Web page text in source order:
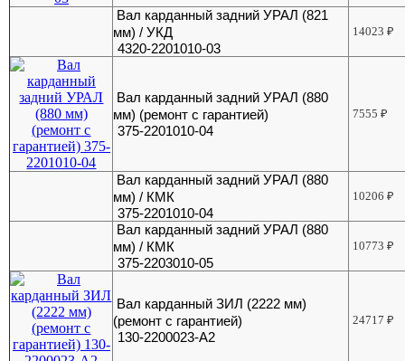
Вал карданный задний УРАЛ (821
мм) / УКД
4320-2201010-03
14023₽
Вал карданный задний УРАЛ (880
мм) (ремонт с гарантией)
375-2201010-04
7555₽
Вал карданный задний УРАЛ (880
мм) / КМК
375-2201010-04
10206₽
Вал карданный задний УРАЛ (880
мм) / КМК
375-2203010-05
10773₽
Вал карданный ЗИЛ (2222 мм)
(ремонт с гарантией)
130-2200023-А2
24717₽